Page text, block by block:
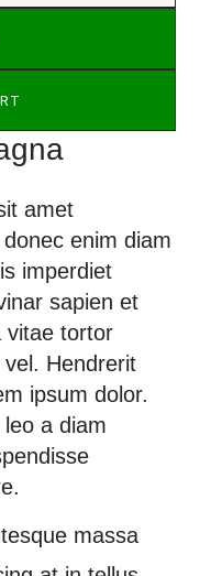
amet
enim diam
imperdiet
sapien et
vitae tortor
Hendrerit
ipsum dolor.
a diam
massa